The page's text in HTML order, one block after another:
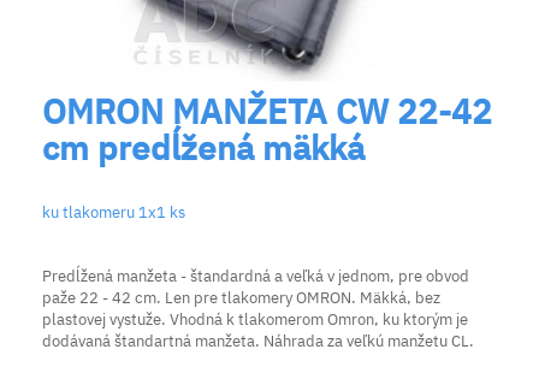
OMRON MANŽETA CW 22-42
cm predĺžená mäkká
ku tlakomeru 1x1 ks
Predĺžená manžeta - štandardná a veľká v jednom, pre obvod
paže 22 - 42 cm. Len pre tlakomery OMRON. Mäkká, bez
plastovej vystuže. Vhodná k tlakomerom Omron, ku ktorým je
dodávaná štandartná manžeta. Náhrada za veľkú manžetu CL.